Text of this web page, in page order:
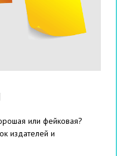
или фейковая?
издателей и